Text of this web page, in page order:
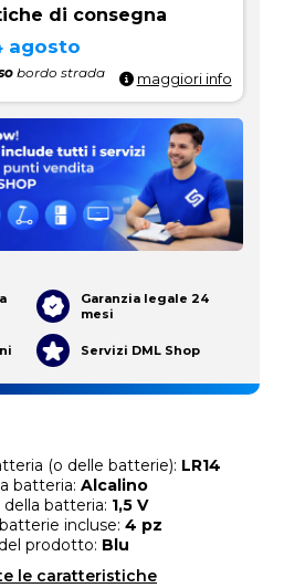
(o delle batterie): LR14
batteria: Alcalino
batteria: 1,5 V
incluse: 4 pz
prodotto: Blu
le caratteristiche
di consegna
agosto
bordo strada maggiori info
Garanzia legale 24
mesi
Servizi DML Shop